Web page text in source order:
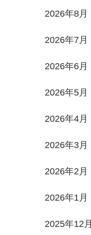
2026年8月
2026年7月
2026年6月
2026年5月
2026年4月
2026年3月
2026年2月
2026年1月
2025年12月